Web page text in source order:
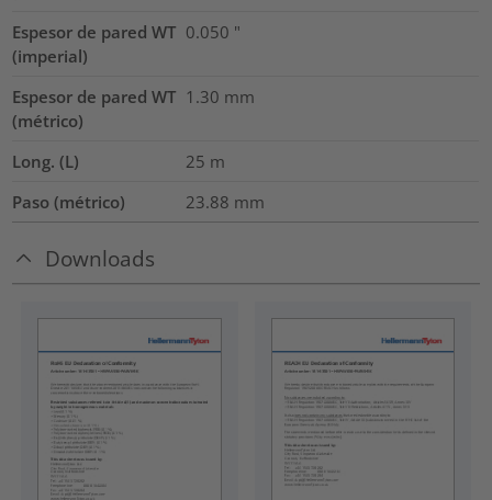
Espesor de pared WT
(imperial)
0.050 "
Espesor de pared WT
(métrico)
1.30 mm
Long. (L) 25 m
Paso (métrico)
23.88 mm
Downloads